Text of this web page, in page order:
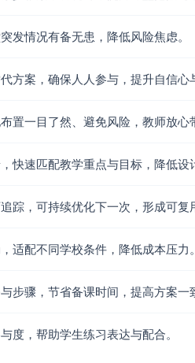
依次演奏：位置1（鼓）=拍1，位置2
鼓）=拍1，位置6（棒）=拍2……形成“
力，听到老师“停—走”指令能迅速反应
拿稳，慢走不奔跑
晰有力；举“小点卡”=棒在2、4拍更轻
表现好的小组可获得“团队默契星”（口
己”三步冷静
发情况有备无患，降低风险焦虑。
方案，确保人人参与，提升自信心
置一目了然、避免风险，教师放心
快速匹配教学重点与目标，降低设
踪，可持续优化下一次，形成可复
适配不同学校条件，降低成本压力。
步骤，节省备课时间，提高方案一
度，帮助学生练习表达与配合。